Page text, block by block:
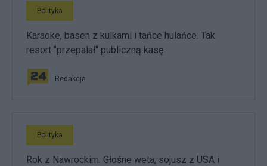
Polityka
Karaoke, basen z kulkami i tańce hulańce. Tak
resort "przepalał" publiczną kasę
Redakcja
Polityka
Rok z Nawrockim. Głośne weta, sojusz z USA i